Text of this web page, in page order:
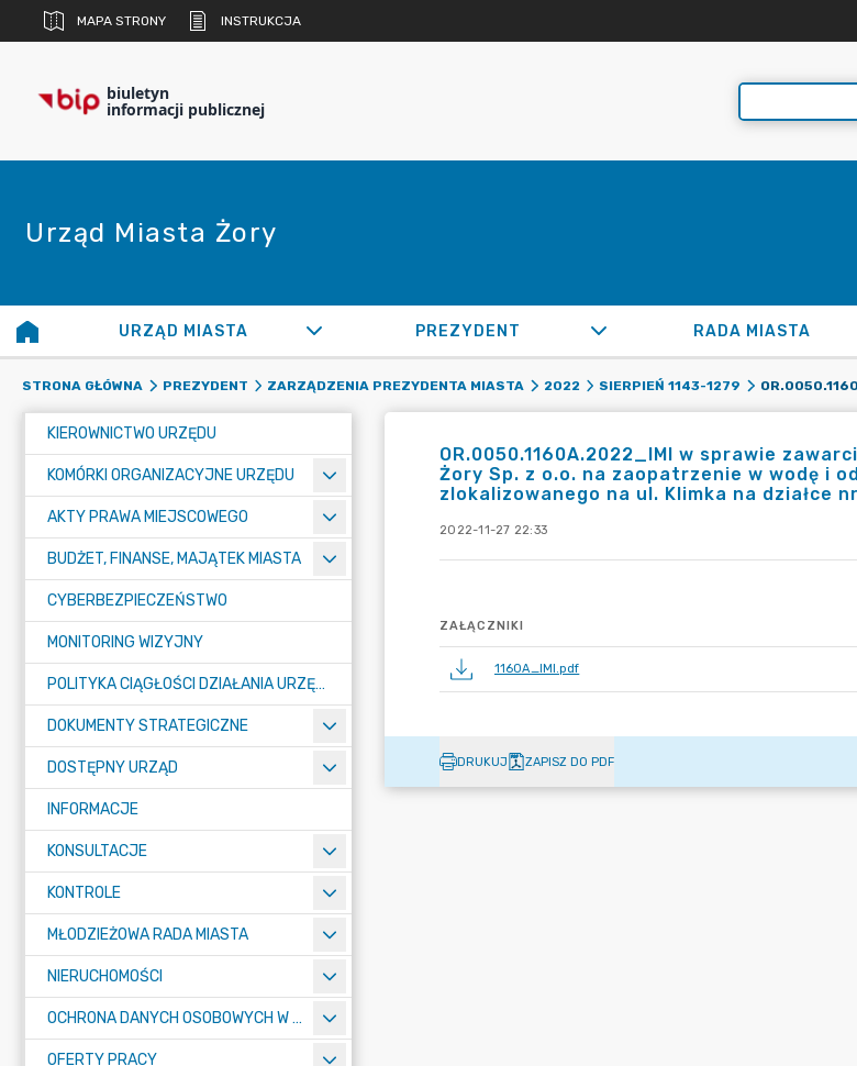
MAPA STRONY INSTRUKCJA
biuletyn
informacji publicznej
Urząd Miasta Żory
URZĄD MIASTA PREZYDENT RADA MIASTA
STRONA GŁÓWNA PREZYDENT ZARZĄDZENIA PREZYDENTA MIASTA 2022 SIERPIEŃ 1143-1279
KIEROWNICTWO URZĘDU
KOMÓRKI ORGANIZACYJNE URZĘDU
AKTY PRAWA MIEJSCOWEGO
BUDŻET, FINANSE, MAJĄTEK MIASTA
CYBERBEZPIECZEŃSTWO
MONITORING WIZYJNY
POLITYKA CIĄGŁOŚCI DZIAŁANIA URZĘDU MIASTA ŻORY
DOKUMENTY STRATEGICZNE
DOSTĘPNY URZĄD
INFORMACJE
KONSULTACJE
KONTROLE
MŁODZIEŻOWA RADA MIASTA
NIERUCHOMOŚCI
OCHRONA DANYCH OSOBOWYCH W URZĘDZIE MIASTA ŻORY - RODO
OFERTY PRACY
OR.0050.1160A.2022_IMI w sprawie
Żory Sp. z o.o. na zaopatrzenie w wodę i
zlokalizowanego na ul. Klimka na działce
2022-11-27 22:33
ZAŁĄCZNIKI
1160A_IMI.pdf
DRUKUJ ZAPISZ DO PDF